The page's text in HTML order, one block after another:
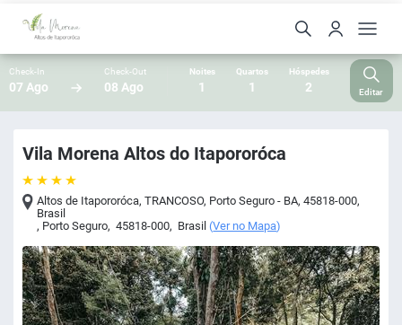
Check-In
07 Ago
Check-Out
08 Ago
Noites
1
Quartos
1
Hóspedes
2 Editar
Vila Morena Altos do Itapororóca
Altos de Itapororóca, TRANCOSO, Porto Seguro - BA, 45818-000,
Brasil
, Porto Seguro, 45818-000, Brasil (Ver no Mapa)